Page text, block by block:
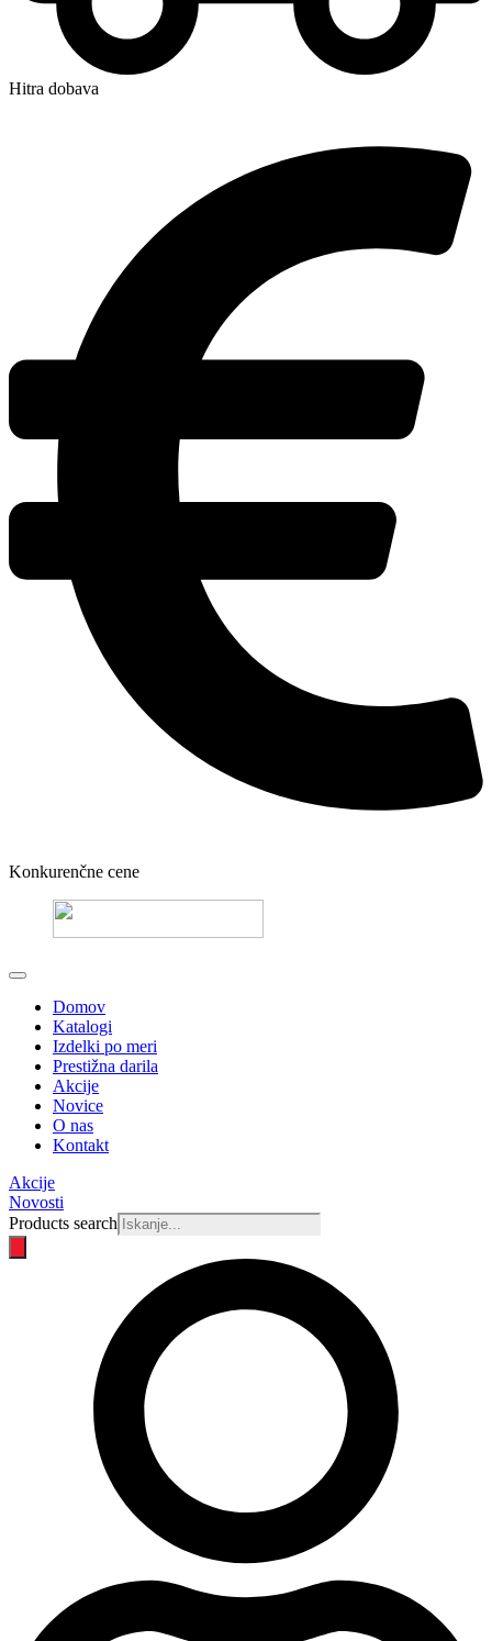
Hitra dobava
Konkurenčne cene
Domov
Katalogi
Izdelki po meri
Prestižna darila
Akcije
Novice
O nas
Kontakt
Akcije
Novosti
Products search